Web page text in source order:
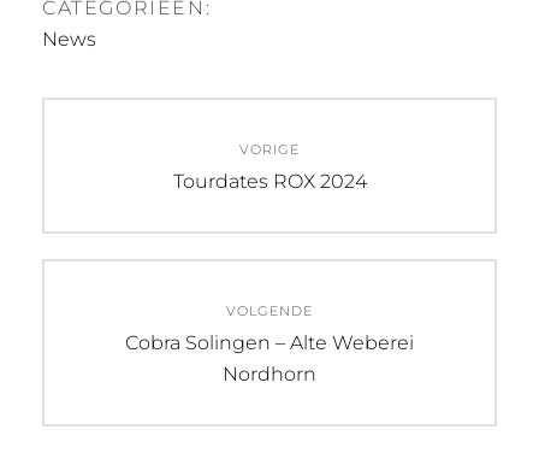
CATEGORIEËN:
News
navigatie
VORIGE
Vorig
Tourdates ROX 2024
VOLGENDE
Volgend
Cobra Solingen – Alte Weberei
Nordhorn